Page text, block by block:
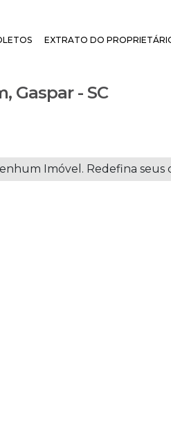
EXTRATO DO
Gaspar - SC
Imóvel. Redefina seus